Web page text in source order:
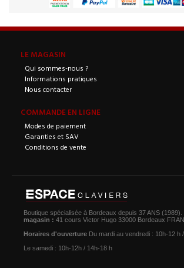
LE MAGASIN
Qui sommes-nous ?
Informations pratiques
Nous contacter
COMMANDE EN LIGNE
Modes de paiement
Garanties et SAV
Conditions de vente
Boutique spécialisée à Bordeaux depuis 37 ANS (1989).
magasin : 41 cours Victor Hugo 33000 Bordeaux
Horaires d'ouverture Du mardi au vendredi : 10h-12 h
Le samedi : 10h-12h / 14h-18 h